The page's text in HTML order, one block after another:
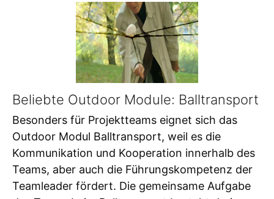
Beliebte Outdoor Module: Balltransport
Besonders für Projektteams eignet sich das
Outdoor Modul Balltransport, weil es die
Kommunikation und Kooperation innerhalb des
Teams, aber auch die Führungskompetenz der
Teamleader fördert. Die gemeinsame Aufgabe